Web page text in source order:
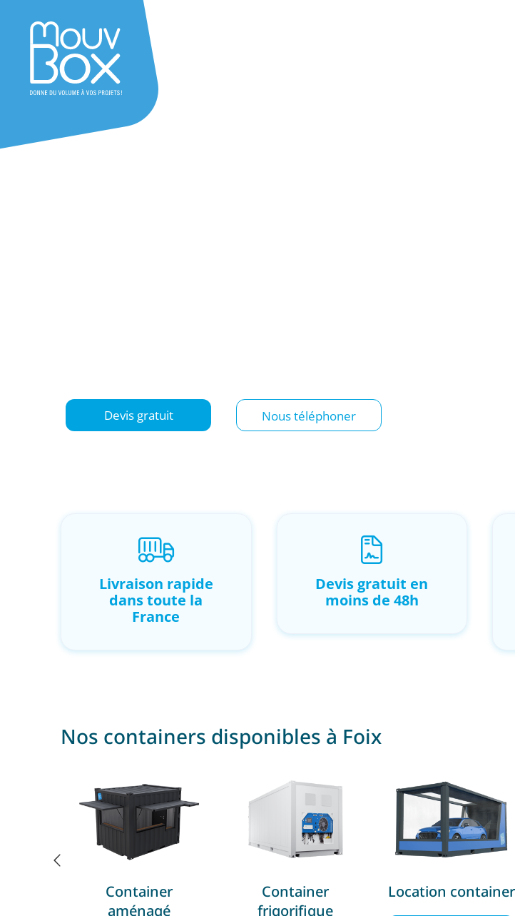
Devis gratuit Nous téléphoner
Livraison rapide
dans toute la
France
Devis gratuit en
moins de 48h
Nos containers disponibles à Foix
Container
frigorifique
Location container Container 20 pieds